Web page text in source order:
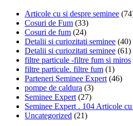
Articole cu si despre seminee
Cosuri de Fum (33)
Cosuri de fum (24)
Detalii si curiozitati seminee (40)
Detalii si curiozitati seminee (61)
filtre particule -filtre fum si miros
filtre particule. filtre fum (1)
Parteneri Seminee Expert (46)
pompe de caldura (3)
Seminee Expert (27)
Seminee Expert . 104 Articole cu
Uncategorized (21)